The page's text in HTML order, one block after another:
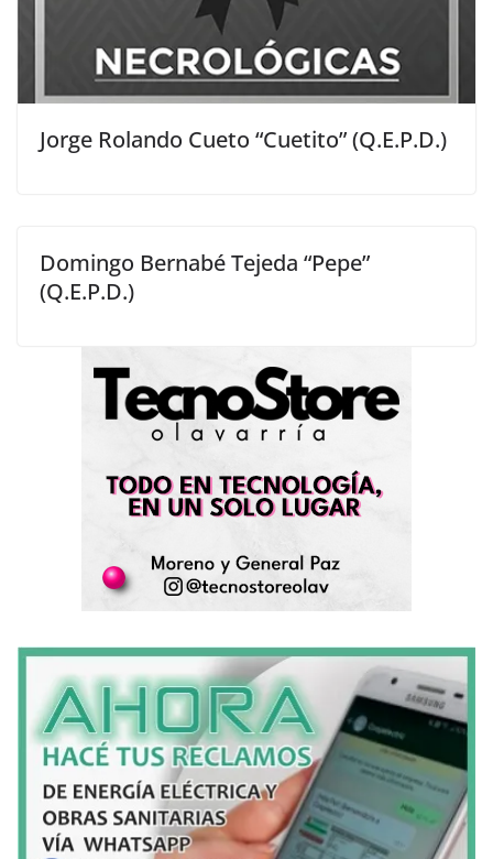
Jorge Rolando Cueto “Cuetito” (Q.E.P.D.)
Domingo Bernabé Tejeda “Pepe”
(Q.E.P.D.)